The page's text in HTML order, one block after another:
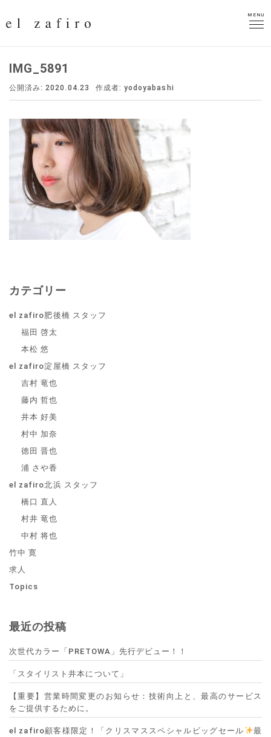
MENU
MENU
IMG_5891
公開済み: 2020.04.23 作成者:yodoyabashi
カテゴリー
el zafiro肥後橋 スタッフ
福田 啓太
本松 悠
el zafiro淀屋橋 スタッフ
吉村 竜也
藤内 哲也
井本 好美
村中 加奈
徳田 晋也
浦 さや香
el zafiro北浜 スタッフ
橋口 直人
村井 竜也
中村 将也
竹中 寛
求人
Topics
最近の投稿
次世代カラー「PRETOWA」先行デビュー！！
「スタイリスト井本について」
【重要】営業時間変更のお知らせ：技術向上と、最高のサービス
をご提供するために。
el zafiro顧客様限定！「クリスマススペシャルビッグセール
最